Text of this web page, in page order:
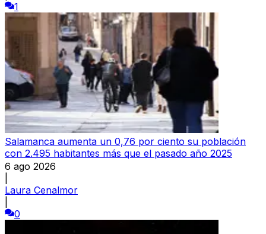
1
Salamanca aumenta un 0,76 por ciento su población
con 2.495 habitantes más que el pasado año 2025
6 ago 2026
Laura Cenalmor
0